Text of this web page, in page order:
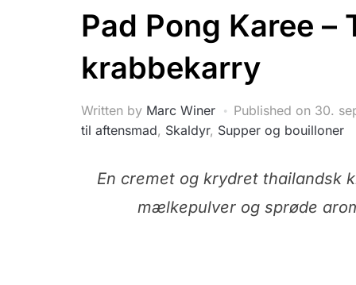
Pad Pong Karee –
krabbekarry
Written by Marc Winer Published on 30.
til aftensmad, Skaldyr, Supper og bouilloner
En cremet og krydret thailandsk
mælkepulver og sprøde